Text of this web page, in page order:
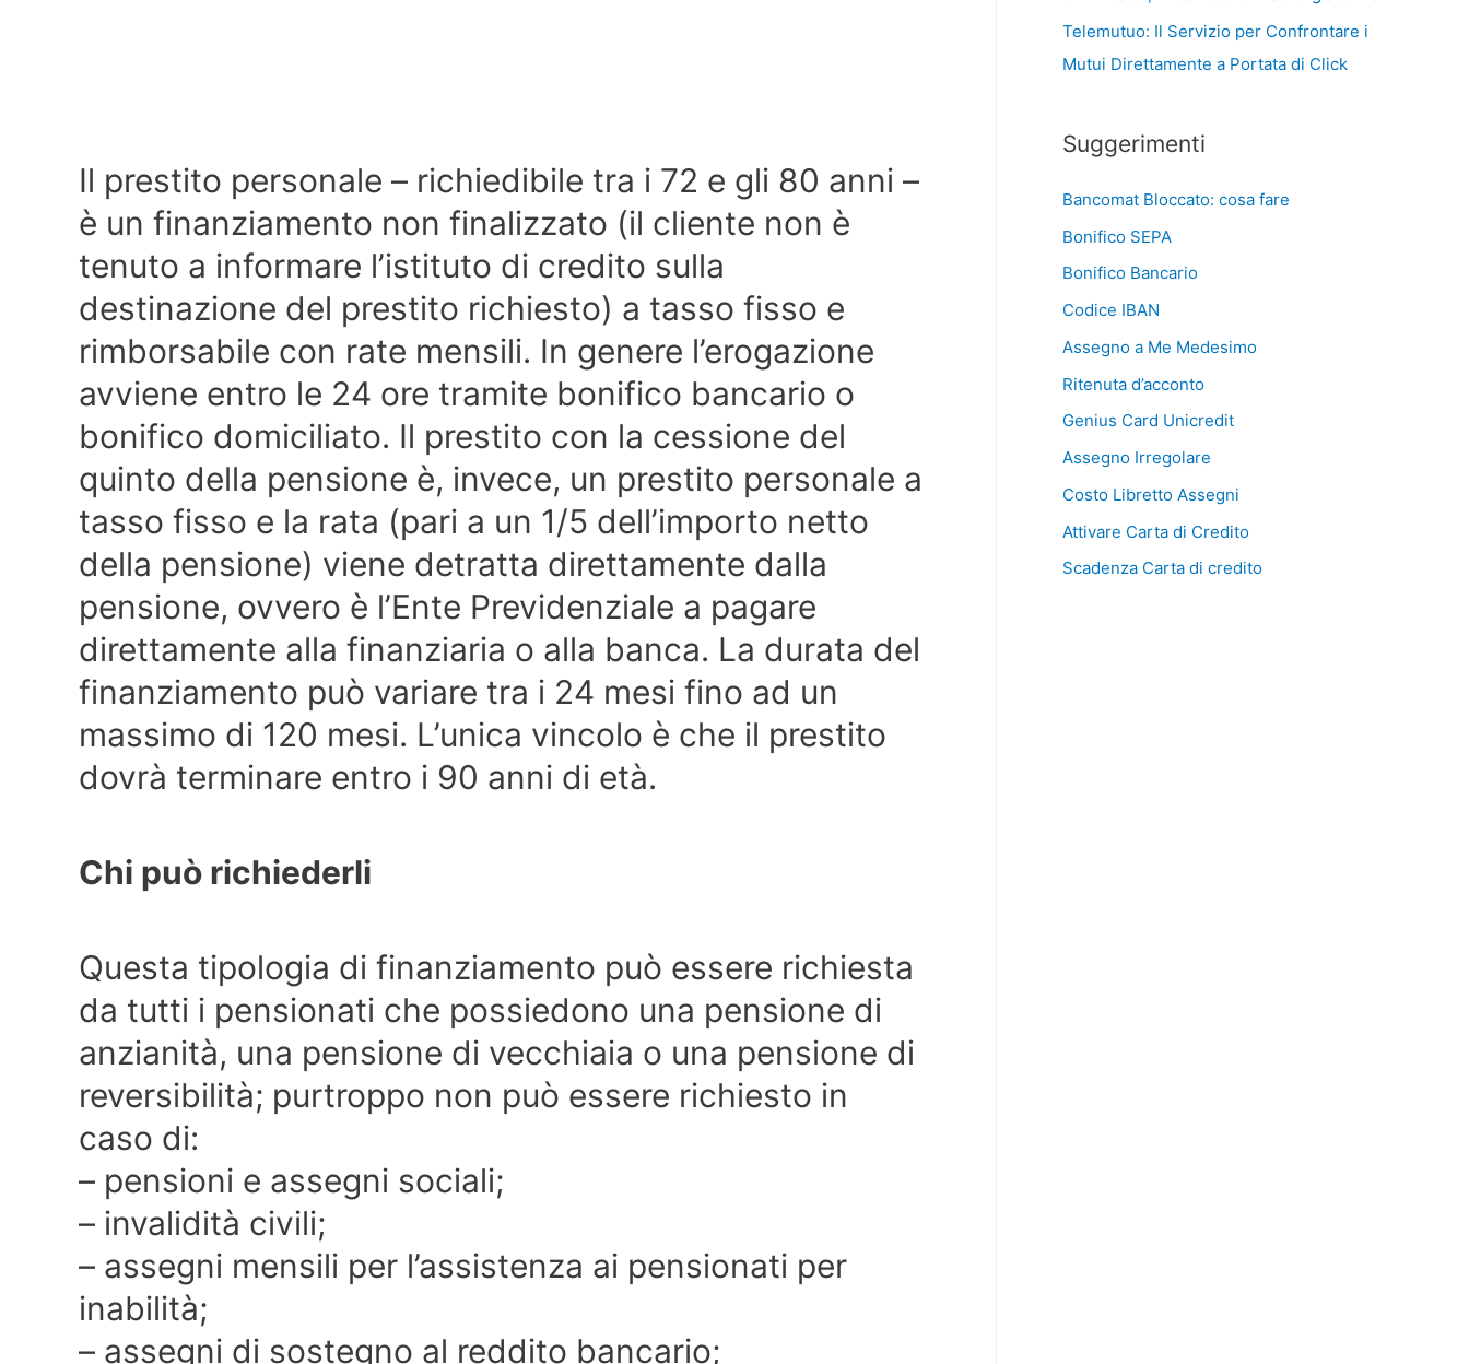
Il prestito personale – richiedibile tra i 72 e gli 80 anni –
è un finanziamento non finalizzato (il cliente non è
tenuto a informare l’istituto di credito sulla
destinazione del prestito richiesto) a tasso fisso e
rimborsabile con rate mensili. In genere l’erogazione
avviene entro le 24 ore tramite bonifico bancario o
bonifico domiciliato. Il prestito con la cessione del
quinto della pensione è, invece, un prestito personale a
tasso fisso e la rata (pari a un 1/5 dell’importo netto
della pensione) viene detratta direttamente dalla
pensione, ovvero è l’Ente Previdenziale a pagare
direttamente alla finanziaria o alla banca. La durata del
finanziamento può variare tra i 24 mesi fino ad un
massimo di 120 mesi. L’unica vincolo è che il prestito
dovrà terminare entro i 90 anni di età.
Chi può richiederli
Questa tipologia di finanziamento può essere richiesta
da tutti i pensionati che possiedono una pensione di
anzianità, una pensione di vecchiaia o una pensione di
reversibilità; purtroppo non può essere richiesto in
caso di:
– pensioni e assegni sociali;
– invalidità civili;
– assegni mensili per l’assistenza ai pensionati per
inabilità;
– assegni di sostegno al reddito bancario;
Telemutuo: Il Servizio per Confrontare i
Mutui Direttamente a Portata di Click
Suggerimenti
Bancomat Bloccato: cosa fare
Bonifico SEPA
Bonifico Bancario
Codice IBAN
Assegno a Me Medesimo
Ritenuta d’acconto
Genius Card Unicredit
Assegno Irregolare
Costo Libretto Assegni
Attivare Carta di Credito
Scadenza Carta di credito